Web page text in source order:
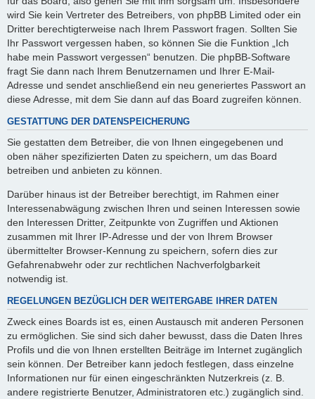
wird Sie kein Vertreter des Betreibers, von phpBB Limited oder ein
Dritter berechtigterweise nach Ihrem Passwort fragen. Sollten Sie
Ihr Passwort vergessen haben, so können Sie die Funktion „Ich
habe mein Passwort vergessen“ benutzen. Die phpBB-Software
fragt Sie dann nach Ihrem Benutzernamen und Ihrer E-Mail-
Adresse und sendet anschließend ein neu generiertes Passwort an
diese Adresse, mit dem Sie dann auf das Board zugreifen können.
GESTATTUNG DER DATENSPEICHERUNG
Sie gestatten dem Betreiber, die von Ihnen eingegebenen und
oben näher spezifizierten Daten zu speichern, um das Board
betreiben und anbieten zu können.
Darüber hinaus ist der Betreiber berechtigt, im Rahmen einer
Interessenabwägung zwischen Ihren und seinen Interessen sowie
den Interessen Dritter, Zeitpunkte von Zugriffen und Aktionen
zusammen mit Ihrer IP-Adresse und der von Ihrem Browser
übermittelter Browser-Kennung zu speichern, sofern dies zur
Gefahrenabwehr oder zur rechtlichen Nachverfolgbarkeit
notwendig ist.
REGELUNGEN BEZÜGLICH DER WEITERGABE IHRER DATEN
Zweck eines Boards ist es, einen Austausch mit anderen Personen
zu ermöglichen. Sie sind sich daher bewusst, dass die Daten Ihres
Profils und die von Ihnen erstellten Beiträge im Internet zugänglich
sein können. Der Betreiber kann jedoch festlegen, dass einzelne
Informationen nur für einen eingeschränkten Nutzerkreis (z. B.
andere registrierte Benutzer, Administratoren etc.) zugänglich sind.